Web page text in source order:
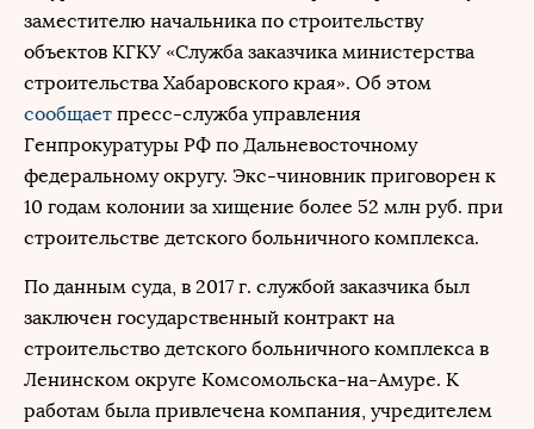
заместителю начальника по строительству
объектов КГКУ «Служба заказчика министерства
строительства Хабаровского края». Об этом
сообщает пресс-служба управления
Генпрокуратуры РФ по Дальневосточному
федеральному округу. Экс-чиновник приговорен к
10 годам колонии за хищение более 52 млн руб. при
строительстве детского больничного комплекса.
По данным суда, в 2017 г. службой заказчика был
заключен государственный контракт на
строительство детского больничного комплекса в
Ленинском округе Комсомольска-на-Амуре. К
работам была привлечена компания, учредителем